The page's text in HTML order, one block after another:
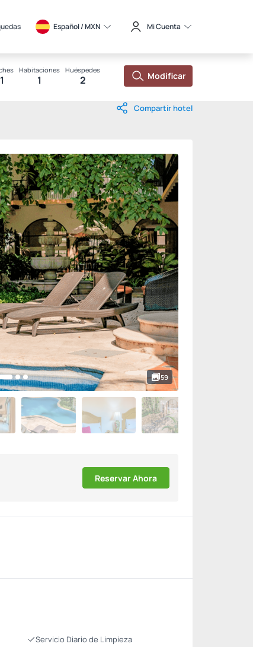
Español / MXN Mi Cuenta
1
Habitaciones
1
Huéspedes
2 Modificar
Compartir hotel
59
Reservar Ahora
Servicio Diario de Limpieza